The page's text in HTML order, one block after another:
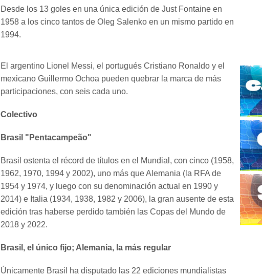
Desde los 13 goles en una única edición de Just Fontaine en
1958 a los cinco tantos de Oleg Salenko en un mismo partido en
1994.
El argentino Lionel Messi, el portugués Cristiano Ronaldo y el
mexicano Guillermo Ochoa pueden quebrar la marca de más
participaciones, con seis cada uno.
Colectivo
Brasil "Pentacampeão"
Brasil ostenta el récord de títulos en el Mundial, con cinco (1958,
1962, 1970, 1994 y 2002), uno más que Alemania (la RFA de
1954 y 1974, y luego con su denominación actual en 1990 y
2014) e Italia (1934, 1938, 1982 y 2006), la gran ausente de esta
edición tras haberse perdido también las Copas del Mundo de
2018 y 2022.
Brasil, el único fijo; Alemania, la más regular
Únicamente Brasil ha disputado las 22 ediciones mundialistas